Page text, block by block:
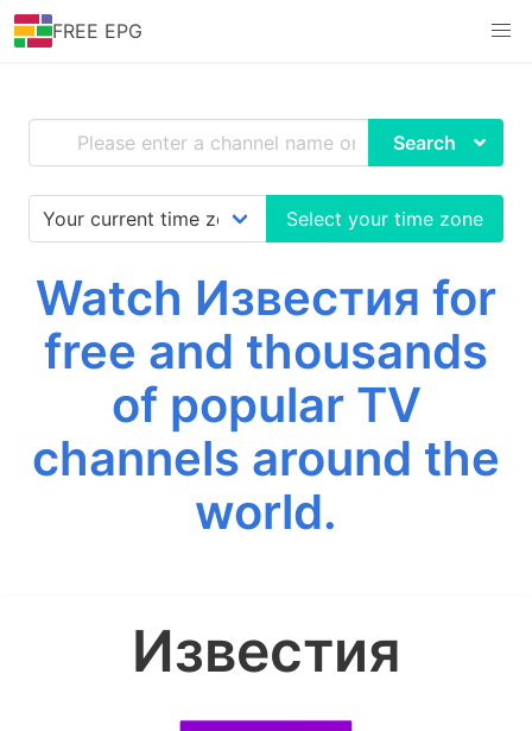
FREE EPG
Search
Select your time zone
Watch Известия for
free and thousands
of popular TV
channels around the
world.
Известия